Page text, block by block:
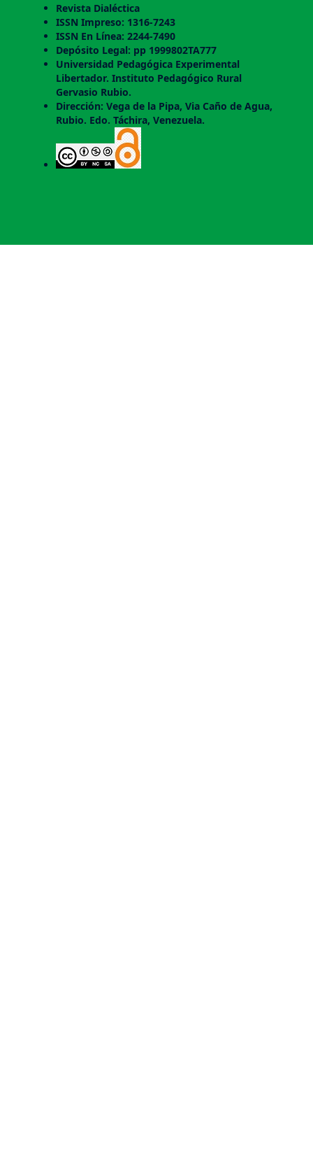
Revista Dialéctica
ISSN Impreso: 1316-7243
ISSN En Línea: 2244-7490
Depósito Legal: pp 1999802TA777
Universidad Pedagógica Experimental
Libertador. Instituto Pedagógico Rural
Gervasio Rubio.
Dirección: Vega de la Pipa, Via Caño de Agua,
Rubio. Edo. Táchira, Venezuela.